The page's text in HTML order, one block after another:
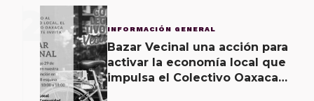
2 INFORMACIÓN GENERAL
Bazar Vecinal una acción para
activar la economía local que
impulsa el Colectivo Oaxaca